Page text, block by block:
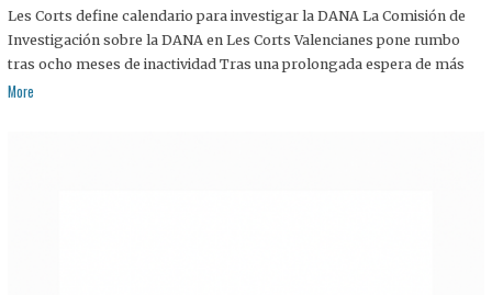
Les Corts define calendario para investigar la DANA La Comisión de
Investigación sobre la DANA en Les Corts Valencianes pone rumbo
tras ocho meses de inactividad Tras una prolongada espera de más
More